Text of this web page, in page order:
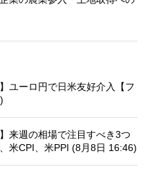
ユーロ円で日米友好介入【フ
来週の相場で注目すべき3つ
米CPI、米PPI (8月8日 16:46)